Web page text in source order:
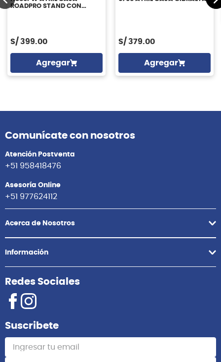
ROADPRO STAND CON
S/ 399.00
Agregar
S/ 379.00
Agregar
Comunícate con nosotros
Atención Postventa
+51 958418476
Asesoría Online
+51 977624112
Acerca de Nosotros
Información
Redes Sociales
Suscribete